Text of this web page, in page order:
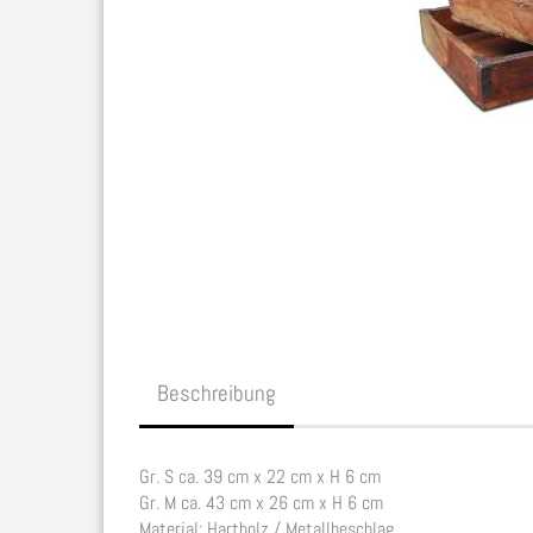
Beschreibung
Gr. S ca. 39 cm x 22 cm x H 6 cm
Gr. M ca. 43 cm x 26 cm x H 6 cm